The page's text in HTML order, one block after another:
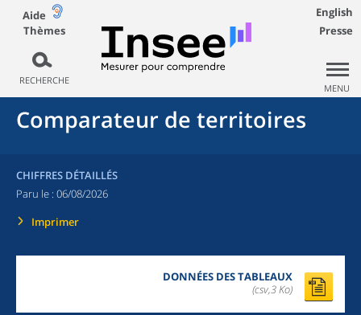
Aide
Thèmes
RECHERCHE
English
Presse
MENU
Comparateur de territoires
CHIFFRES DÉTAILLÉS
Paru le : 06/08/2026
Imprimer
DONNÉES DES TABLEAUX
(csv,3 Ko)